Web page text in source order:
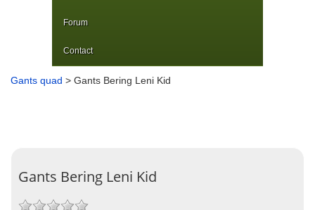
Forum
Contact
Gants quad > Gants Bering Leni Kid
Gants Bering Leni Kid